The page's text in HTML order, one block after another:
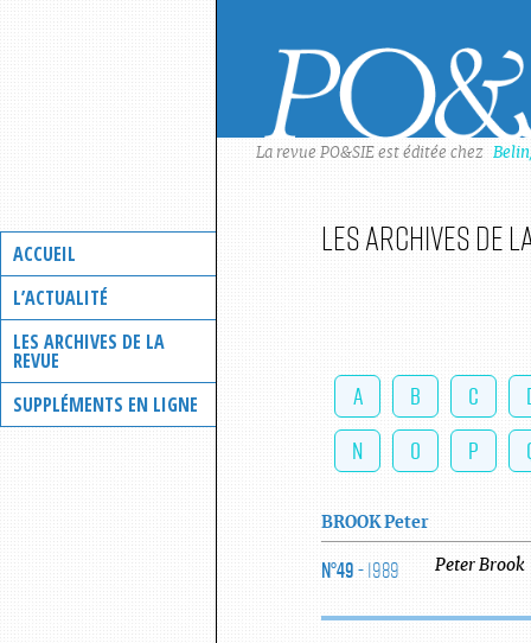
ACCUEIL
L’ACTUALITÉ
LES ARCHIVES DE LA
REVUE
SUPPLÉMENTS EN LIGNE
La revue PO&SIE est éditée chez
Les archives de
A B C
N
O P
BROOK Peter
N°49- 1989 Peter Brook